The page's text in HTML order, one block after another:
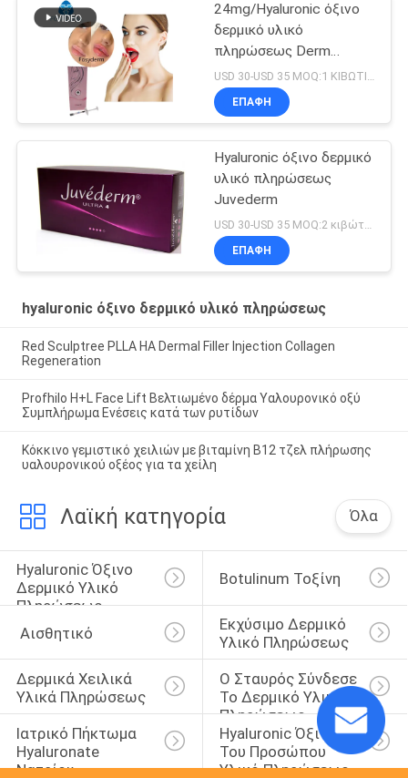
24mg/Hyaluronic όξινο
δερμικό υλικό
πληρώσεως Derm
συρίγγων μιλ. 2ml
ΕΠΑΦΉ
Hyaluronic όξινο δερμικό
υλικό πληρώσεως
Juvederm
ΕΠΑΦΉ
hyaluronic όξινο δερμικό υλικό πληρώσεως
Red Sculptree PLLA HA Dermal Filler Injection Collagen
Regeneration
Profhilo H+L Face Lift Βελτιωμένο δέρμα Υαλουρονικό οξύ
Συμπλήρωμα Ενέσεις κατά των ρυτίδων
Κόκκινο γεμιστικό χειλιών με βιταμίνη Β12 τζελ πλήρωσης
υαλουρονικού οξέος για τα χείλη
Λαϊκή κατηγορία Όλα
Hyaluronic Όξινο
Δερμικό Υλικό
Πληρώσεως
Botulinum Τοξίνη
Αισθητικό
Εκχύσιμο Δερμικό
Υλικό Πληρώσεως
Δερμικά Χειλικά
Υλικά Πληρώσεως
Ο Σταυρός Σύνδεσε
Το Δερμικό Υλικό
Πληρώσεως
Ιατρικό Πήκτωμα
Hyaluronate
Νατρίου
Hyaluronic Όξινο
Του Προσώπου
Υλικό Πληρώσεως